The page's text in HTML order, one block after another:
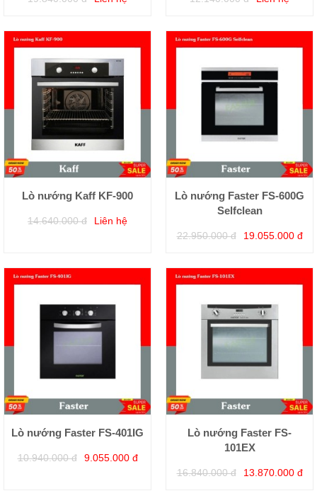
Lò nướng Kaff KF-900
14.640.000 đ Liên hệ
Lò nướng Faster FS-600G
Selfclean
22.950.000 đ 19.055.000 đ
Lò nướng Faster FS-401IG
10.940.000 đ 9.055.000 đ
Lò nướng Faster FS-
101EX
16.840.000 đ 13.870.000 đ